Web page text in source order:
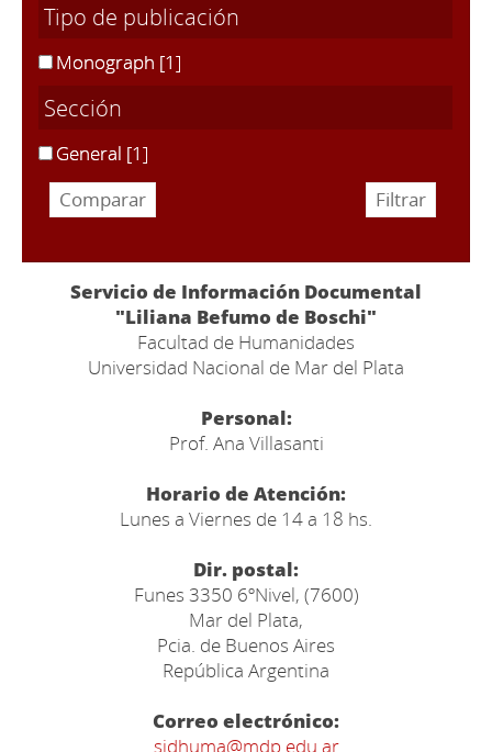
Tipo de publicación
Monograph [1]
Sección
General [1]
Servicio de Información Documental
"Liliana Befumo de Boschi"
Facultad de Humanidades
Universidad Nacional de Mar del Plata
Personal:
Prof. Ana Villasanti
Horario de Atención:
Lunes a Viernes de 14 a 18 hs.
Dir. postal:
Funes 3350 6ºNivel, (7600)
Mar del Plata,
Pcia. de Buenos Aires
República Argentina
Correo electrónico:
sidhuma@mdp.edu.ar